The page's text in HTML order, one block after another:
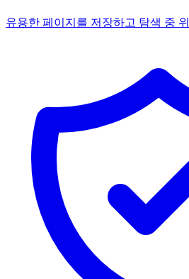
유용한 페이지를 저장하고 탐색 중